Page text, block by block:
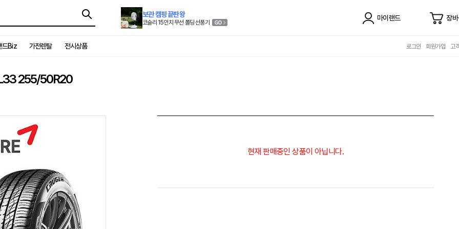
보관 캠핑 끝판왕
코슬리 15인치 무선 폴딩 선풍기
마이랜드 장
드Biz 가전렌탈 전시상품 로그인 회원가입 고
255/50R20
현재 판매중인 상품이 아닙니다.